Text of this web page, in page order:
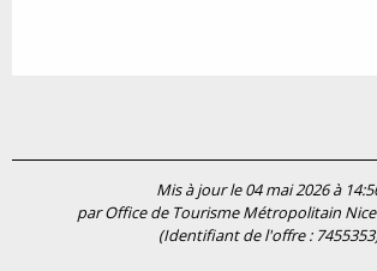
Mis à jour le 04 mai 2026 à
par Office de Tourisme Métropolitain
(Identifiant de l'offre : 7455353